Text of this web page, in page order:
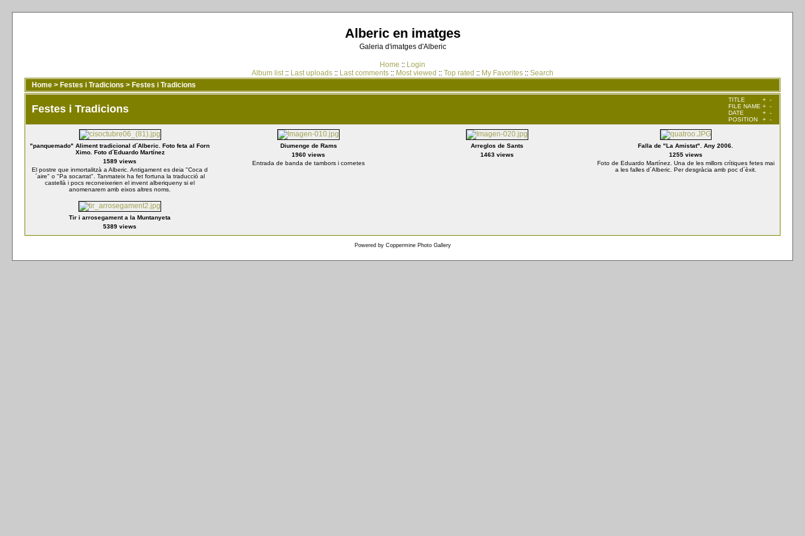
Alberic en imatges
Galeria d'imatges d'Alberic
Home :: Login
Album list:: Last uploads :: Last comments :: Most viewed :: Top rated :: My Favorites :: Search
Home > Festes i Tradicions > Festes i Tradicions
Festes i Tradicions
TITLE + -
FILE NAME + -
DATE
+ -
POSITION
+ -
"panquemado" Aliment tradicional d´Alberic. Foto feta al Forn
Ximo. Foto d´Eduardo Martínez
1589 views
El postre que inmortalitzà a Alberic. Antigament es deia "Coca d
´aire" o "Pa socarrat". Tanmateix ha fet fortuna la traducció al
castellà i pocs reconeixerien el invent alberiqueny si el
anomenarem amb eixos altres noms.
Diumenge de Rams
1960 views
Entrada de banda de tambors i cornetes
Arreglos de Sants
1463 views
Falla de "La Amistat". Any 2006.
1255 views
Foto de Eduardo Martínez. Una de les millors crítiques fetes mai
a les falles d´Alberic. Per desgràcia amb poc d´èxit.
Tir i arrosegament a la Muntanyeta
5389 views
Powered by Coppermine Photo Gallery